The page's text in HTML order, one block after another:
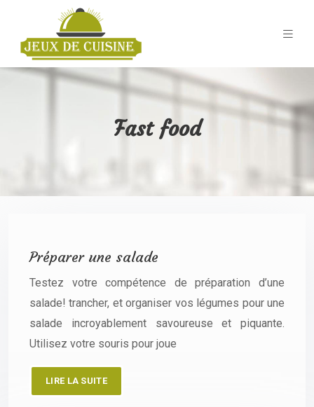
Fast food
Préparer une salade
Testez votre compétence de préparation d’une
salade! trancher, et organiser vos légumes pour une
salade incroyablement savoureuse et piquante.
Utilisez votre souris pour joue
LIRE LA SUITE